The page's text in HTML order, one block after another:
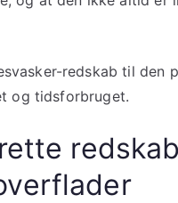
redskab til den
og tidsforbruget.